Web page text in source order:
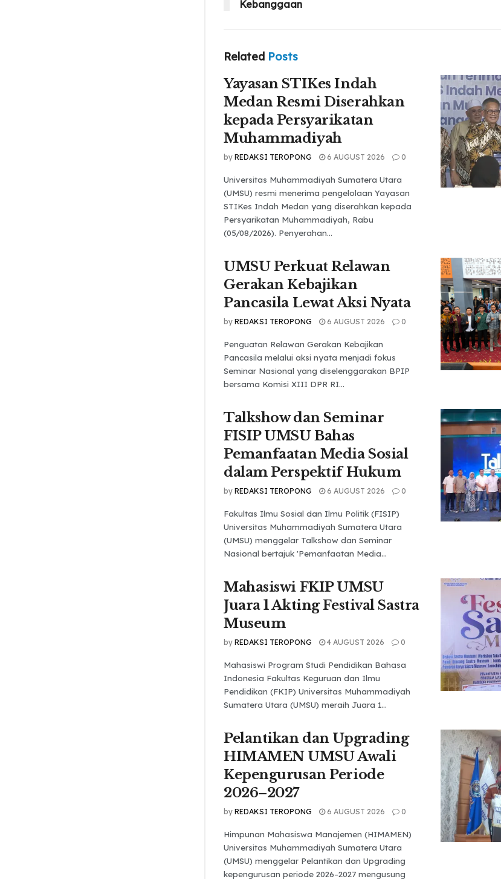
Kebanggaan
Related Posts
Yayasan STIKes Indah
Medan Resmi Diserahkan
kepada Persyarikatan
Muhammadiyah
by REDAKSI TEROPONG 6 AUGUST 2026 0
Universitas Muhammadiyah Sumatera Utara
(UMSU) resmi menerima pengelolaan Yayasan
STIKes Indah Medan yang diserahkan kepada
Persyarikatan Muhammadiyah, Rabu
(05/08/2026). Penyerahan...
UMSU Perkuat Relawan
Gerakan Kebajikan
Pancasila Lewat Aksi Nyata
by REDAKSI TEROPONG 6 AUGUST 2026 0
Penguatan Relawan Gerakan Kebajikan
Pancasila melalui aksi nyata menjadi fokus
Seminar Nasional yang diselenggarakan BPIP
bersama Komisi XIII DPR RI...
Talkshow dan Seminar
FISIP UMSU Bahas
Pemanfaatan Media Sosial
dalam Perspektif Hukum
by REDAKSI TEROPONG 6 AUGUST 2026 0
Fakultas Ilmu Sosial dan Ilmu Politik (FISIP)
Universitas Muhammadiyah Sumatera Utara
(UMSU) menggelar Talkshow dan Seminar
Nasional bertajuk 'Pemanfaatan Media...
Mahasiswi FKIP UMSU
Juara 1 Akting Festival Sastra
Museum
by REDAKSI TEROPONG 4 AUGUST 2026 0
Mahasiswi Program Studi Pendidikan Bahasa
Indonesia Fakultas Keguruan dan Ilmu
Pendidikan (FKIP) Universitas Muhammadiyah
Sumatera Utara (UMSU) meraih Juara 1...
Pelantikan dan Upgrading
HIMAMEN UMSU Awali
Kepengurusan Periode
2026–2027
by REDAKSI TEROPONG 6 AUGUST 2026 0
Himpunan Mahasiswa Manajemen (HIMAMEN)
Universitas Muhammadiyah Sumatera Utara
(UMSU) menggelar Pelantikan dan Upgrading
kepengurusan periode 2026–2027 mengusung